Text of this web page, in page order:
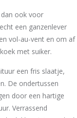
ook voor
een ganzenlever
vol-au-vent en om af
met suiker.
een fris slaatje,
De ondertussen
door een hartige
Verrassend